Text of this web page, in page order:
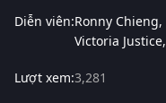
Diễn viên:Ronny Chieng
Victoria Justice
Lượt xem:3,281